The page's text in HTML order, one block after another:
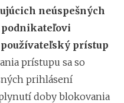
neúspešných
používateľský prístup
prístupu sa so
prihlásení
doby blokovania